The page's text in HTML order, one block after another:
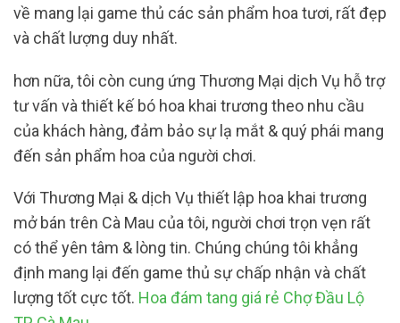
về mang lại game thủ các sản phẩm hoa tươi, rất đẹp
và chất lượng duy nhất.
hơn nữa, tôi còn cung ứng Thương Mại dịch Vụ hỗ trợ
tư vấn và thiết kế bó hoa khai trương theo nhu cầu
của khách hàng, đảm bảo sự lạ mắt & quý phái mang
đến sản phẩm hoa của người chơi.
Với Thương Mại & dịch Vụ thiết lập hoa khai trương
mở bán trên Cà Mau của tôi, người chơi trọn vẹn rất
có thể yên tâm & lòng tin. Chúng chúng tôi khẳng
định mang lại đến game thủ sự chấp nhận và chất
lượng tốt cực tốt. Hoa đám tang giá rẻ Chợ Đầu Lộ